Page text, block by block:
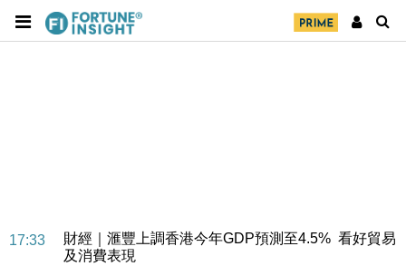
17:33
財經｜滙豐上調香港今年GDP預測至4.5% 看好貿易
及消費表現